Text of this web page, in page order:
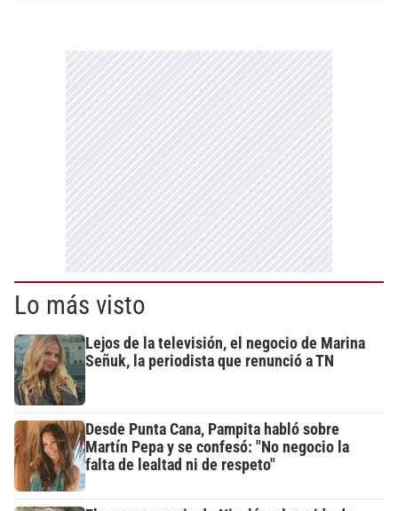
Lo más visto
Lejos de la televisión, el negocio de Marina
Señuk, la periodista que renunció a TN
Desde Punta Cana, Pampita habló sobre
Martín Pepa y se confesó: "No negocio la
falta de lealtad ni de respeto"